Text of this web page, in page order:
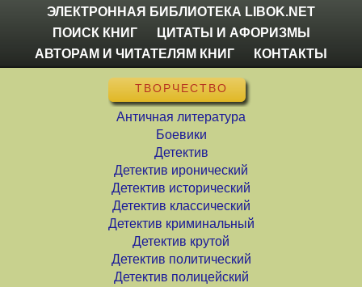
ЭЛЕКТРОННАЯ БИБЛИОТЕКА LIBOK.NET
ПОИСК КНИГ
ЦИТАТЫ И АФОРИЗМЫ
АВТОРАМ И ЧИТАТЕЛЯМ КНИГ
КОНТАКТЫ
ТВОРЧЕСТВО
Античная литература
Боевики
Детектив
Детектив иронический
Детектив исторический
Детектив классический
Детектив криминальный
Детектив крутой
Детектив политический
Детектив полицейский